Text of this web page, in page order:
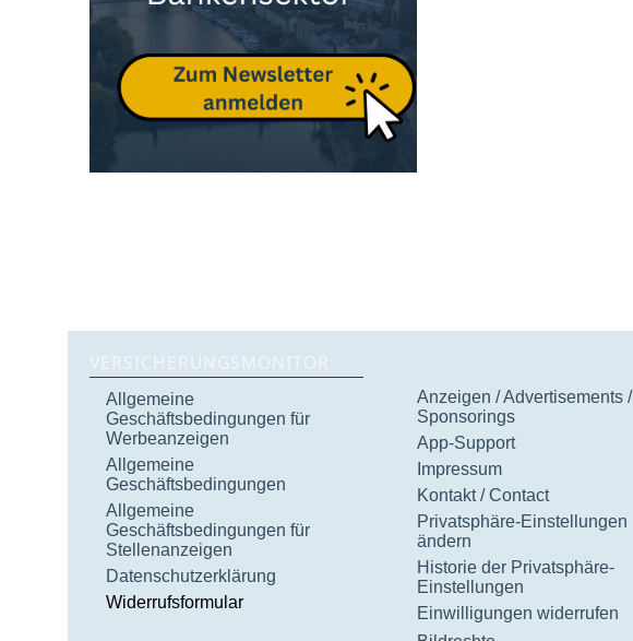
VERSICHERUNGSMONITOR
Allgemeine
Geschäftsbedingungen für
Werbeanzeigen
Allgemeine
Geschäftsbedingungen
Allgemeine
Geschäftsbedingungen für
Stellenanzeigen
Datenschutzerklärung
Widerrufsformular
Anzeigen / Advertisements /
Sponsorings
App-Support
Impressum
Kontakt / Contact
Privatsphäre-Einstellungen
ändern
Historie der Privatsphäre-
Einstellungen
Einwilligungen widerrufen